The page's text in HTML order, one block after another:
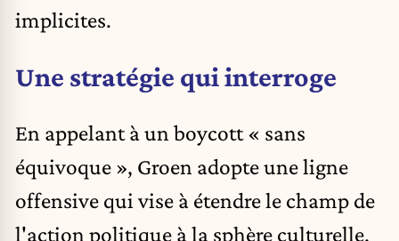
implicites.
Une stratégie qui interroge
En appelant à un boycott « sans
équivoque », Groen adopte une ligne
offensive qui vise à étendre le champ de
l'action politique à la sphère culturelle.